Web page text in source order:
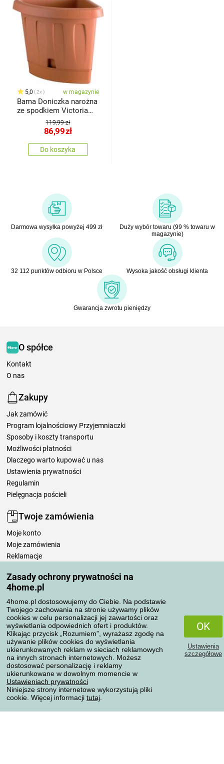
Zasady ochrony prywatności na
4home.pl
4home.pl dostosowujemy do Ciebie. Na podstawie
Twojego zachowania na stronie używamy plików
cookies w celu personalizacji jej zawartości oraz
wyświetlania odpowiednich ofert i produktów.
Klikając przycisk „Rozumiem”, wyrażasz zgodę na
używanie plików cookies do wyświetlania
ukierunkowanych reklam w sieciach reklamowych
na innych stronach internetowych. Możesz
dostosować personalizację i reklamy
ukierunkowane w dowolnym momencie w
Ustawieniach prywatności
Niniejsze strony internetowe wykorzystują pliki
cookie. Więcej informacji tutaj
OK
Ustawienia
szczegółowe
5,0 2x w magazynie
Bama Doniczka narożna
ze spodkiem Victoria
terracota, 40 x 54 x 45
119,99 zł
86,99zł
Do koszyka
Darmowa wysyłka powyżej 499 zł
Duży wybór towaru (99 % towaru w
magazynie)
32 112 punktów odbioru w Polsce Wysoka jakość obsługi klienta
Gwarancja zwrotu pieniędzy
O spółce
Kontakt
O nas
Zakupy
Jak zamówić
Program lojalnościowy Przyjemniaczki
Sposoby i koszty transportu
Możliwości płatności
Dlaczego warto kupować u nas
Ustawienia prywatności
Regulamin
Pielęgnacja pościeli
Twoje zamówienia
Moje konto
Moje zamówienia
Reklamacje
Zasady przetwarzania recenzji
Sposoby transportu
Metody płatności
Niezawodny sklep